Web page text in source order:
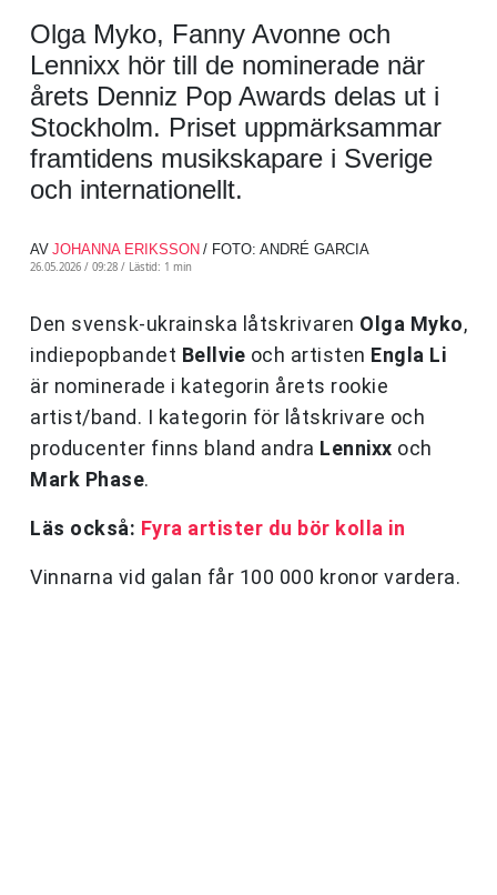
Olga Myko, Fanny Avonne och
Lennixx hör till de nominerade när
årets Denniz Pop Awards delas ut i
Stockholm. Priset uppmärksammar
framtidens musikskapare i Sverige
och internationellt.
AV JOHANNA ERIKSSON / FOTO: ANDRÉ GARCIA
26.05.2026 / 09:28 / Lästid: 1 min
Den svensk-ukrainska låtskrivaren Olga Myko,
indiepopbandet Bellvie och artisten Engla Li
är nominerade i kategorin årets rookie
artist/band. I kategorin för låtskrivare och
producenter finns bland andra Lennixx och
Mark Phase.
Läs också: Fyra artister du bör kolla in
Vinnarna vid galan får 100 000 kronor vardera.